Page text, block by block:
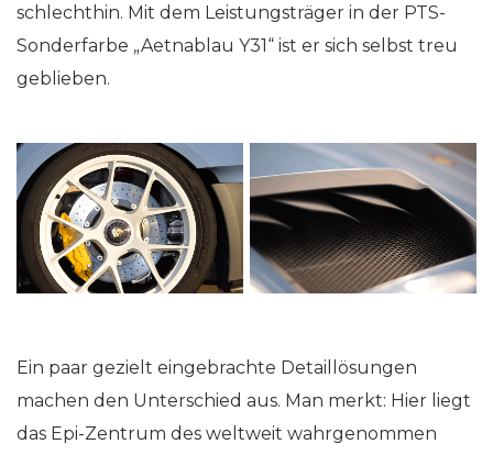
schlechthin. Mit dem Leistungsträger in der PTS-
Sonderfarbe „Aetnablau Y31“ ist er sich selbst treu
geblieben.
Ein paar gezielt eingebrachte Detaillösungen
machen den Unterschied aus. Man merkt: Hier liegt
das Epi-Zentrum des weltweit wahrgenommen